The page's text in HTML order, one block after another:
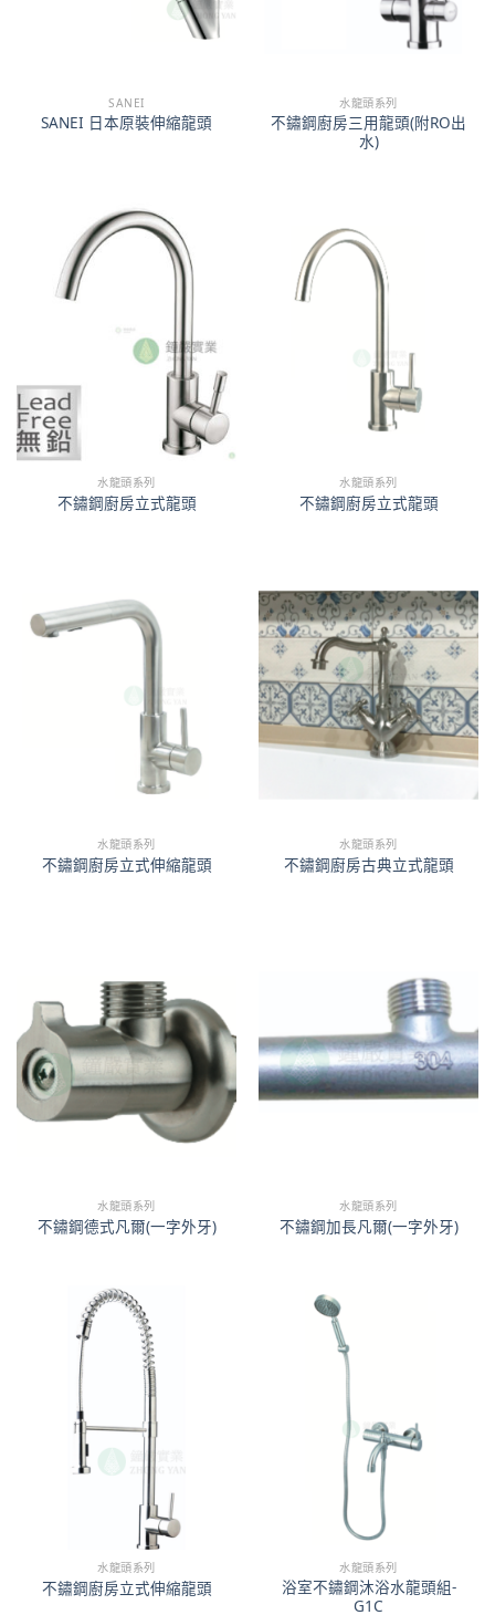
SANEI
SANEI 日本原裝伸縮龍頭
水龍頭系列
不鏽鋼廚房三用龍頭(附RO出
水)
水龍頭系列
不鏽鋼廚房立式龍頭
水龍頭系列
不鏽鋼廚房立式龍頭
水龍頭系列
不鏽鋼廚房立式伸縮龍頭
水龍頭系列
不鏽鋼廚房古典立式龍頭
水龍頭系列
不鏽鋼德式凡爾(一字外牙)
水龍頭系列
不鏽鋼加長凡爾(一字外牙)
水龍頭系列
不鏽鋼廚房立式伸縮龍頭
水龍頭系列
浴室不鏽鋼沐浴水龍頭組-
G1C